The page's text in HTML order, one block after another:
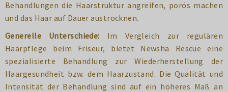
Behandlungen die Haarstruktur angreifen, porös machen
und das Haar auf Dauer austrocknen​.
Generelle Unterschiede: Im Vergleich zur regulären
Haarpflege beim Friseur, bietet Newsha Rescue eine
spezialisierte Behandlung zur Wiederherstellung der
Haargesundheit bzw. dem Haarzustand. Die Qualität und
Intensität der Behandlung sind auf ein höheres Maß an